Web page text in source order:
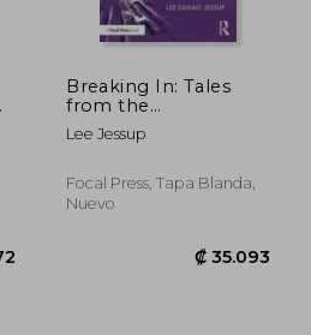
Breaking In: Tales
from the
Screenwriting
Trenches (500 Tips)
Lee Jessup
Focal Press, Tapa Blanda,
Nuevo